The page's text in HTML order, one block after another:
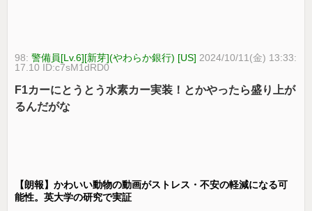
98:警備員[Lv.6][新芽](やわらか銀行) [US] 2024/10/11(金) 13:33:
17.10 ID:c7sM1dRD0
F1カーにとうとう水素カー実装！とかやったら盛り上が
るんだがな
【朗報】かわいい動物の動画がストレス・不安の軽減になる可
能性。英大学の研究で実証